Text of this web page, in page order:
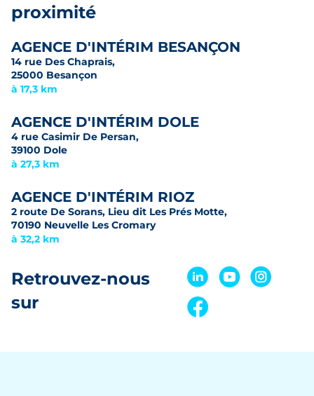
proximité
AGENCE D'INTÉRIM BESANÇON
14 rue Des Chaprais,
25000 Besançon
à 17,3 km
AGENCE D'INTÉRIM DOLE
4 rue Casimir De Persan,
39100 Dole
à 27,3 km
AGENCE D'INTÉRIM RIOZ
2 route De Sorans, Lieu dit Les Prés Motte,
70190 Neuvelle Les Cromary
à 32,2 km
Retrouvez-nous
sur